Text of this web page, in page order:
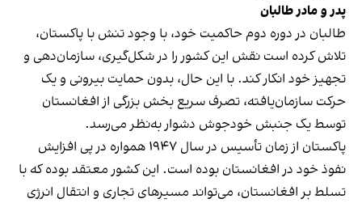
پدر و مادر طالبان
طالبان در دوره دوم حاکمیت خود، با وجود تنش با پاکستان،
تلاش کرده است نقش این کشور را در شکل‌گیری، سازمان‌دهی و
تجهیز خود انکار کند. با این حال، بدون حمایت بیرونی و یک
حرکت سازمان‌یافته، تصرف سریع بخش بزرگی از افغانستان
توسط یک جنبش خودجوش دشوار به‌نظر می‌رسد.
پاکستان از زمان تأسیس در سال ۱۹۴۷ همواره در پی افزایش
نفوذ خود در افغانستان بوده است. این کشور معتقد بوده که با
تسلط بر افغانستان، می‌تواند مسیرهای تجاری و انتقال انرژی